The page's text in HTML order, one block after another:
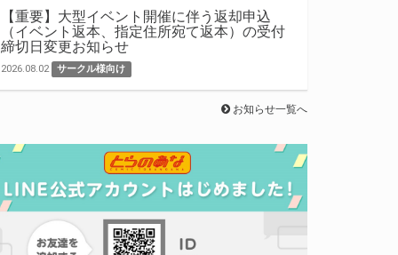
【重要】大型イベント開催に伴う返却申込
（イベント返本、指定住所宛て返本）の受付
締切日変更お知らせ
2026.08.02 サークル様向け
お知らせ一覧へ